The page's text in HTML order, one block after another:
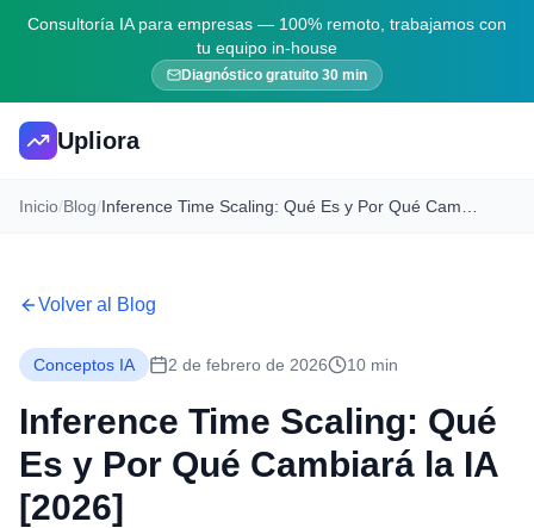
Consultoría IA para empresas — 100% remoto, trabajamos con
tu equipo in-house
Diagnóstico gratuito 30 min
Upliora
Inicio/Blog/
Volver al Blog
Conceptos IA 2 de febrero de 2026 10 min
Inference Time Scaling: Qué
Es y Por Qué Cambiará la IA
[2026]